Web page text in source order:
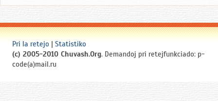
Pri la retejo | Statistiko
(c) 2005-2010 Chuvash.Org. Demandoj pri retejfunkciado: p-
code(a)mail.ru